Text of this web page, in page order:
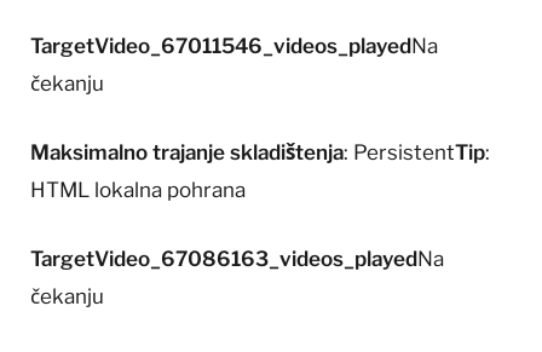
TargetVideo_67011546_videos_playedNa
čekanju
Maksimalno trajanje skladištenja: PersistentTip:
HTML lokalna pohrana
TargetVideo_67086163_videos_playedNa
čekanju